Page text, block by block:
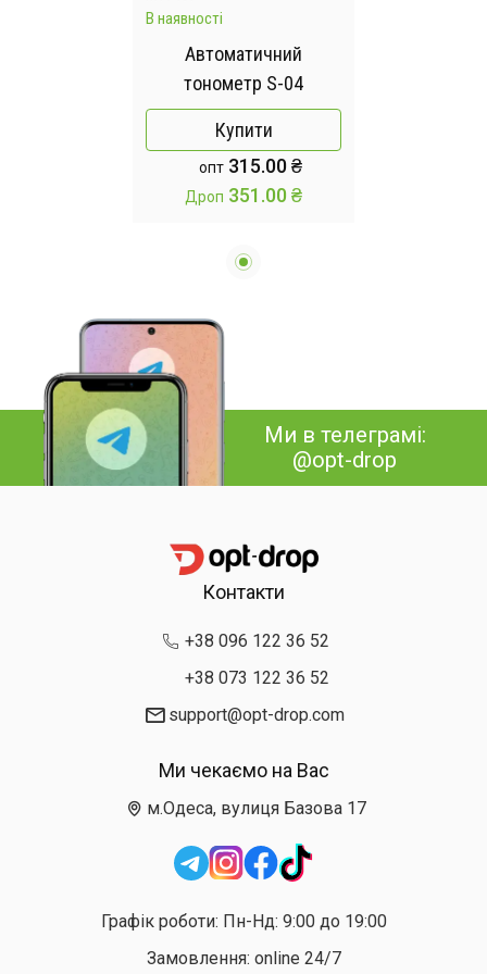
В наявності
Автоматичний
тонометр S-04
Купити
опт 315.00 ₴
Дроп 351.00 ₴
Ми в телеграмі:
@opt-drop
Контакти
+38 096 122 36 52
+38 073 122 36 52
support@opt-drop.com
Ми чекаємо на Вас
м.Одеса, вулиця Базова 17
Графік роботи: Пн-Нд: 9:00 до 19:00
Замовлення: online 24/7